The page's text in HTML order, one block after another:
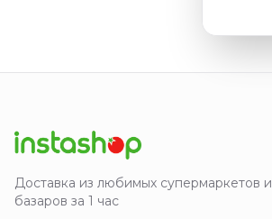
Доставка из любимых супермаркетов и
базаров за 1 час